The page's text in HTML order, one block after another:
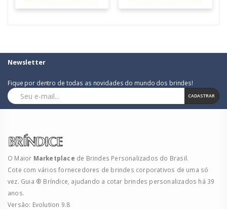
Newsletter
Fique por dentro de todas as novidades do mundo dos brindes!
CADASTRAR
O Maior Marketplace de Brindes Personalizados do Brasil.
Cote com vários fornecedores de brindes corporativos de uma só
vez. Guia ® Bríndice, ajudando a cotar brindes personalizados há 39
anos.
Versão: Evolution 9.8